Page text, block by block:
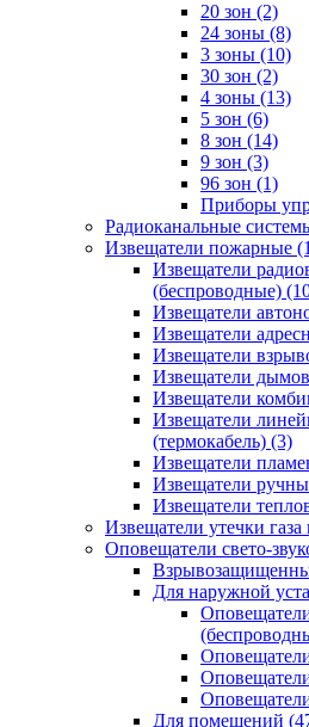
20 зон (2)
24 зоны (8)
3 зоны (10)
30 зон (2)
4 зоны (13)
5 зон (6)
8 зон (14)
9 зон (3)
96 зон (1)
Приборы
Радиоканальные
Извещатели пожарные
Извещатели
(беспроводные)
Извещатели
Извещатели
Извещатели
Извещатели
Извещатели
Извещатели
(термокабель) (3)
Извещатели
Извещатели
Извещатели
Извещатели утечки
Оповещатели свето-
Для наружной
Для помещений